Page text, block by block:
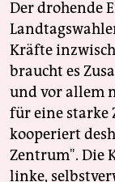
Der drohende
Kräfte
braucht es
und vor allem
für eine starke
kooperiert
Zentrum". Die
linke,